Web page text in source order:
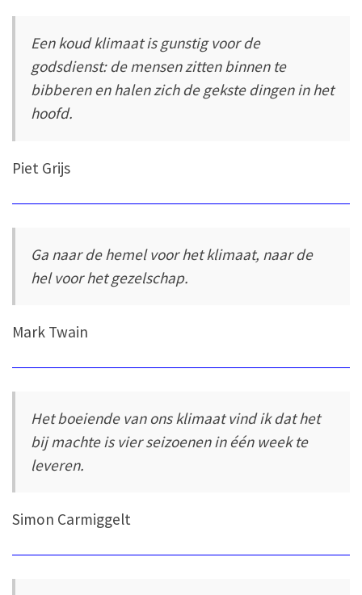
Een koud klimaat is gunstig voor de
godsdienst: de mensen zitten binnen te
bibberen en halen zich de gekste dingen in het
hoofd.
Piet Grijs
Ga naar de hemel voor het klimaat, naar de
hel voor het gezelschap.
Mark Twain
Het boeiende van ons klimaat vind ik dat het
bij machte is vier seizoenen in één week te
leveren.
Simon Carmiggelt